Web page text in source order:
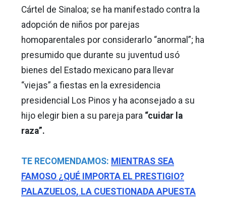
Cártel de Sinaloa; se ha manifestado contra la
adopción de niños por parejas
homoparentales por considerarlo “anormal”; ha
presumido que durante su juventud usó
bienes del Estado mexicano para llevar
“viejas” a fiestas en la exresidencia
presidencial Los Pinos y ha aconsejado a su
hijo elegir bien a su pareja para “cuidar la
raza”.
TE RECOMENDAMOS: MIENTRAS SEA
FAMOSO ¿QUÉ IMPORTA EL PRESTIGIO?
PALAZUELOS, LA CUESTIONADA APUESTA